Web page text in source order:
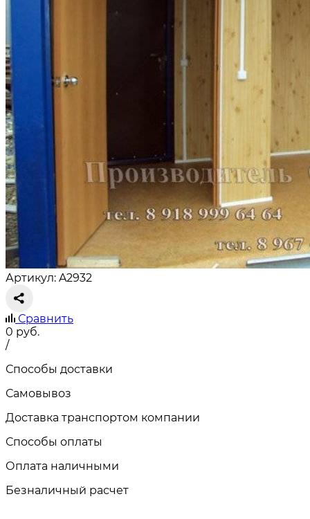
Артикул: A2932
Сравнить
0 руб.
/
Способы доставки
Самовывоз
Доставка транспортом компании
Способы оплаты
Оплата наличными
Безналичный расчет